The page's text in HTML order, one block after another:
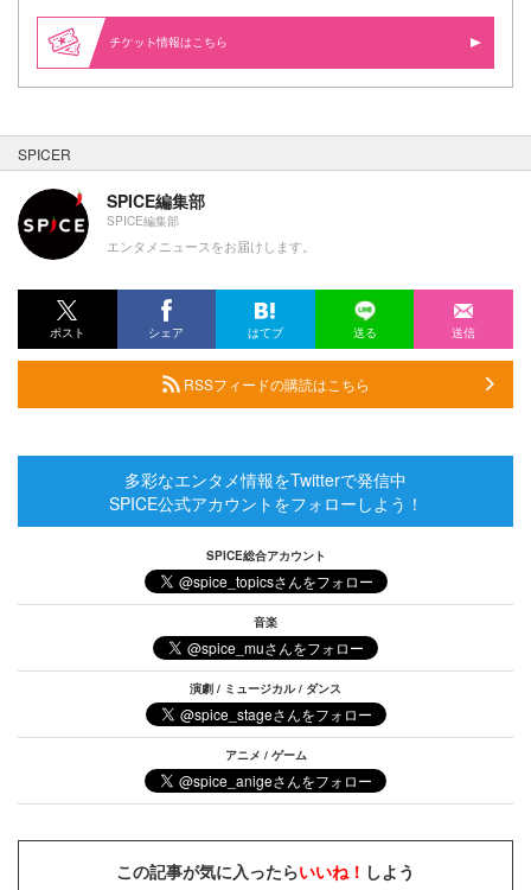
情報はこちら
SPICER
SPICE編集部
SPICE編集部
エンタメニュースをお届けします。
ポスト シェア はてブ 送る 送信
RSSフィードの購読はこちら
多彩なエンタメ情報をTwitterで発信中
SPICE公式アカウントをフォローしよう！
SPICE総合アカウント
音楽
演劇 / ミュージカル / ダンス
アニメ / ゲーム
この記事が気に入ったらいいね！ しよう